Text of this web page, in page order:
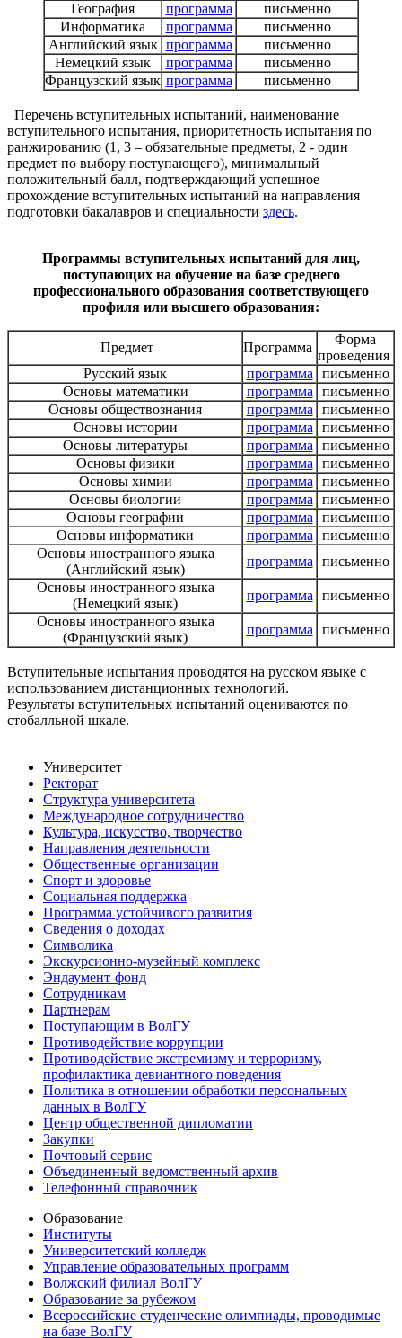
География программа
письменно
Информатика
программа
письменно
Английский язык программа
письменно
Немецкий язык
программа
письменно
Французский язык программа письменно
Перечень вступительных испытаний, наименование
вступительного испытания, приоритетность испытания по
ранжированию (1, 3 – обязательные предметы, 2 - один
предмет по выбору поступающего), минимальный
положительный балл, подтверждающий успешное
прохождение вступительных испытаний на направления
подготовки бакалавров и специальности здесь.
Программы вступительных испытаний для лиц,
поступающих на обучение на базе среднего
профессионального образования соответствующего
профиля или высшего образования:
Предмет Программа
Форма
проведения
Русский язык
программа
письменно
Основы математики
программа
письменно
Основы обществознания
программа
письменно
Основы истории
программа
письменно
Основы литературы
программа
письменно
Основы физики
программа
письменно
Основы химии
программа
письменно
Основы биологии
программа
письменно
Основы географии
программа
письменно
Основы информатики
программа
письменно
Основы иностранного языка
(Английский язык)
программа
письменно
Основы иностранного языка
(Немецкий язык)
программа
письменно
Основы иностранного языка
(Французский язык)
программа письменно
Вступительные испытания проводятся на русском языке с
использованием дистанционных технологий.
Результаты вступительных испытаний оцениваются по
стобалльной шкале.
Университет
Ректорат
Структура университета
Международное сотрудничество
Культура, искусство, творчество
Направления деятельности
Общественные организации
Спорт и здоровье
Социальная поддержка
Программа устойчивого развития
Сведения о доходах
Символика
Экскурсионно-музейный комплекс
Эндаумент-фонд
Сотрудникам
Партнерам
Поступающим в ВолГУ
Противодействие коррупции
Противодействие экстремизму и терроризму,
профилактика девиантного поведения
Политика в отношении обработки персональных
данных в ВолГУ
Центр общественной дипломатии
Закупки
Почтовый сервис
Объединенный ведомственный архив
Телефонный справочник
Образование
Институты
Университетский колледж
Управление образовательных программ
Волжский филиал ВолГУ
Образование за рубежом
Всероссийские студенческие олимпиады, проводимые
на базе ВолГУ